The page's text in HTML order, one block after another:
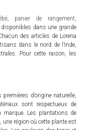
panier de rangement
, disponibles dans une grande
des articles de Lorena
dans le nord de l’Inde,
Pour cette raison, les
d’origine naturelle,
sont respectueux de
marque. Les plantations de
région où cette plante est